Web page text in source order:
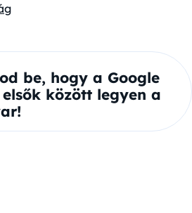
be, hogy a Google
között legyen a